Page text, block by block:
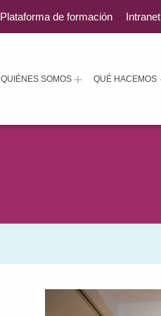
QUIÉNES SOMOS QUÉ HACEMOS
Plataforma de formación Intranet